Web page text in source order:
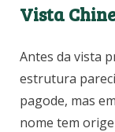
Vista
Antes da vista
estrutura
pagode, mas
nome tem